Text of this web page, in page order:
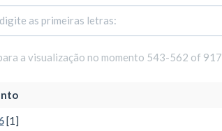
a visualização no momento 543-562 of 917
[1]